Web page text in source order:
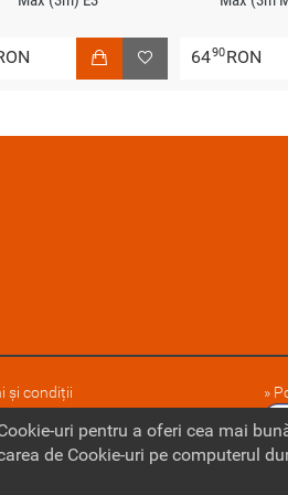
6490RON
și condiții
uri pentru a oferi cea mai
de Cookie-uri pe computerul